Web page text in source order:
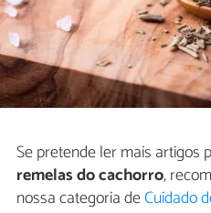
Se pretende ler mais artigos
remelas do cachorro,
nossa categoria deCuidado